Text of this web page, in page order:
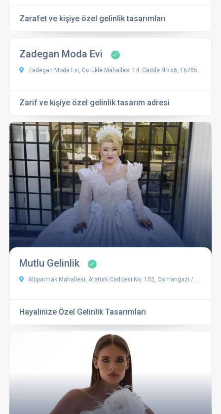
Zarafet ve kişiye özel gelinlik tasarımları
Zadegan Moda Evi
Zadegan Moda Evi, Görükle Mahallesi 14. Cadde No:56, 16285 Nilüfer/Bursa, Türkiye
Zarif ve kişiye özel gelinlik tasarım adresi
Mutlu Gelinlik
Altıparmak Mahallesi, Atatürk Caddesi No: 152, Osmangazi / Bursa
Hayalinize Özel Gelinlik Tasarımları